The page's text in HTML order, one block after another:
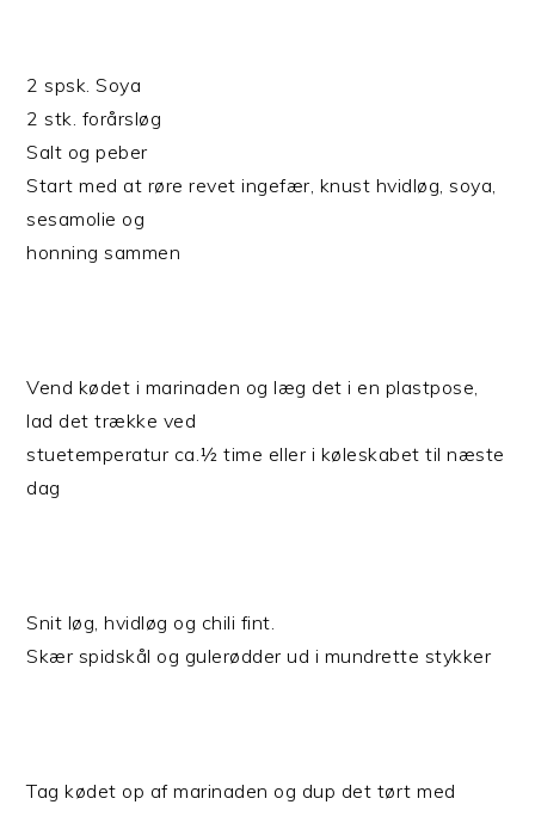
2 spsk. Soya
2 stk. forårsløg
Salt og peber
Start med at røre revet ingefær, knust hvidløg, soya,
sesamolie og
honning sammen
Vend kødet i marinaden og læg det i en plastpose,
lad det trække ved
stuetemperatur ca.½ time eller i køleskabet til næste
dag
Snit løg, hvidløg og chili fint.
Skær spidskål og gulerødder ud i mundrette stykker
Tag kødet op af marinaden og dup det tørt med